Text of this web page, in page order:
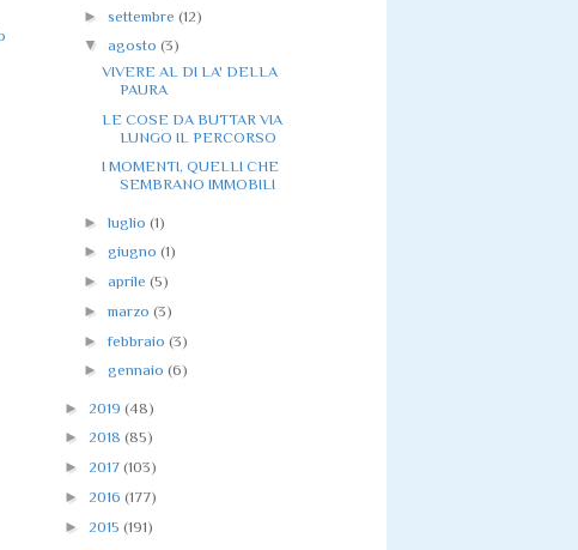
► settembre (12)
▼ agosto (3)
VIVERE AL DI LA' DELLA
PAURA
LE COSE DA BUTTAR VIA
LUNGO IL PERCORSO
I MOMENTI, QUELLI CHE
SEMBRANO IMMOBILI
► luglio (1)
► giugno (1)
► aprile (5)
► marzo (3)
► febbraio (3)
► gennaio (6)
► 2019 (48)
► 2018 (85)
► 2017 (103)
► 2016 (177)
► 2015 (191)